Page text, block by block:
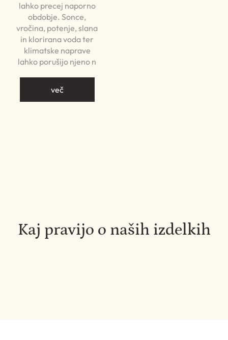
lahko precej naporno
obdobje. Sonce,
vročina, potenje, slana
in klorirana voda ter
klimatske naprave
lahko porušijo njeno n
več
Kaj pravijo o naših izdelkih